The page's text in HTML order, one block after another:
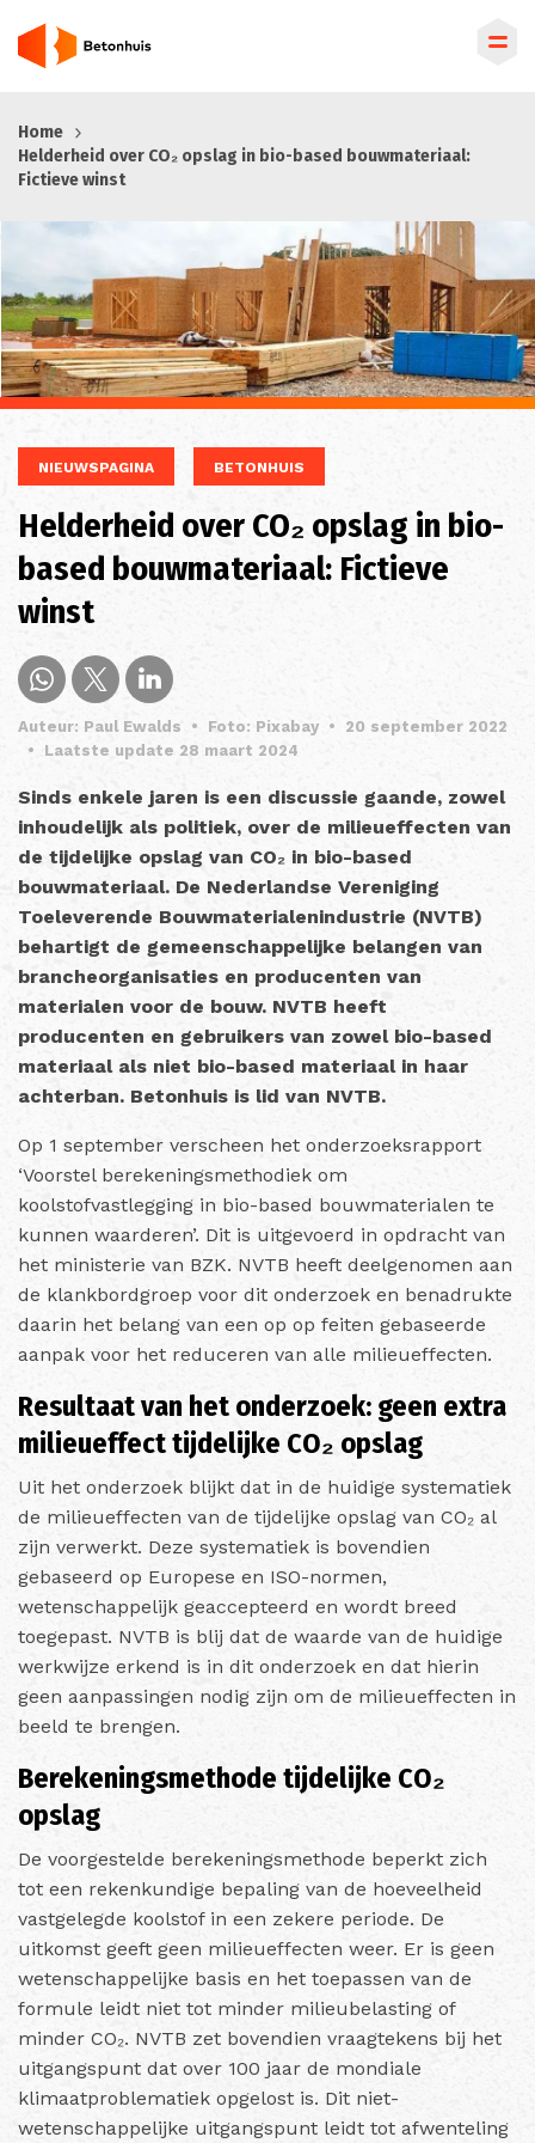
en
naar
inhoud
Home
Helderheid over CO₂ opslag in bio-based bouwmateriaal:
Fictieve winst
NIEUWSPAGINA BETONHUIS
Helderheid over CO₂ opslag in bio-
based bouwmateriaal: Fictieve
winst
Auteur: Paul Ewalds • Foto: Pixabay •
20 september 2022
•
Laatste update 28 maart 2024
Sinds enkele jaren is een discussie gaande, zowel
inhoudelijk als politiek, over de milieueffecten van
de tijdelijke opslag van CO₂ in bio-based
bouwmateriaal. De Nederlandse Vereniging
Toeleverende Bouwmaterialenindustrie (NVTB)
behartigt de gemeenschappelijke belangen van
brancheorganisaties en producenten van
materialen voor de bouw. NVTB heeft
producenten en gebruikers van zowel bio-based
materiaal als niet bio-based materiaal in haar
achterban. Betonhuis is lid van NVTB.
Op 1 september verscheen het onderzoeksrapport
‘Voorstel berekeningsmethodiek om
koolstofvastlegging in bio-based bouwmaterialen te
kunnen waarderen’. Dit is uitgevoerd in opdracht van
het ministerie van BZK. NVTB heeft deelgenomen aan
de klankbordgroep voor dit onderzoek en benadrukte
daarin het belang van een op op feiten gebaseerde
aanpak voor het reduceren van alle milieueffecten.
Resultaat van het onderzoek: geen extra
milieueffect tijdelijke CO₂ opslag
Uit het onderzoek blijkt dat in de huidige systematiek
de milieueffecten van de tijdelijke opslag van CO₂ al
zijn verwerkt. Deze systematiek is bovendien
gebaseerd op Europese en ISO-normen,
wetenschappelijk geaccepteerd en wordt breed
toegepast. NVTB is blij dat de waarde van de huidige
werkwijze erkend is in dit onderzoek en dat hierin
geen aanpassingen nodig zijn om de milieueffecten in
beeld te brengen.
Berekeningsmethode tijdelijke CO₂
opslag
De voorgestelde berekeningsmethode beperkt zich
tot een rekenkundige bepaling van de hoeveelheid
vastgelegde koolstof in een zekere periode. De
uitkomst geeft geen milieueffecten weer. Er is geen
wetenschappelijke basis en het toepassen van de
formule leidt niet tot minder milieubelasting of
minder CO₂. NVTB zet bovendien vraagtekens bij het
uitgangspunt dat over 100 jaar de mondiale
klimaatproblematiek opgelost is. Dit niet-
wetenschappelijke uitgangspunt leidt tot afwenteling